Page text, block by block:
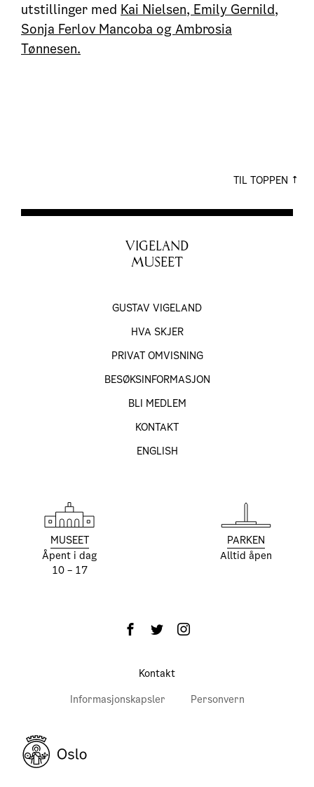
utstillinger med Kai Nielsen, Emily Gernild,
Sonja Ferlov Mancoba og Ambrosia
Tønnesen.
TIL TOPPEN
VIGELAND
MUSEET
GUSTAV VIGELAND
HVA SKJER
PRIVAT OMVISNING
BESØKS­INFORMASJON
BLI MEDLEM
KONTAKT
ENGLISH
MUSEET
Åpent i dag
10 – 17
PARKEN
Alltid åpen
Kontakt
Informasjonskapsler
Personvern